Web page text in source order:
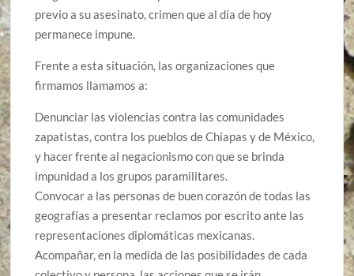
previo a su asesinato, crimen que al día de hoy
permanece impune.
Frente a esta situación, las organizaciones que
firmamos llamamos a:
Denunciar las violencias contra las comunidades
zapatistas, contra los pueblos de Chiapas y de México,
y hacer frente al negacionismo con que se brinda
impunidad a los grupos paramilitares.
Convocar a las personas de buen corazón de todas las
geografías a presentar reclamos por escrito ante las
representaciones diplomáticas mexicanas.
Acompañar, en la medida de las posibilidades de cada